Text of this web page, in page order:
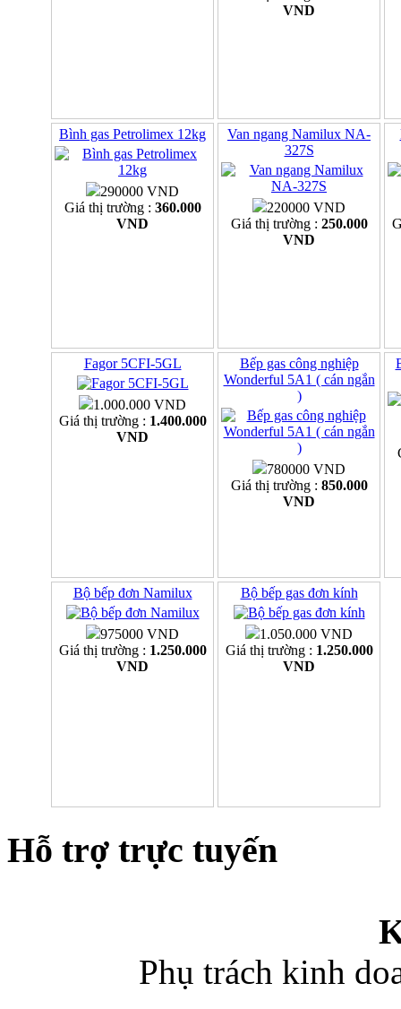
VND
Bình gas Petrolimex 12kg
290000 VND
Giá thị trường : 360.000
VND
Van ngang Namilux NA-
327S
220000 VND
Giá thị trường : 250.000
VND
Fagor 5CFI-5GL
1.000.000 VND
Giá thị trường : 1.400.000
VND
Bếp gas công nghiệp
Wonderful 5A1 ( cán ngắn
)
780000 VND
Giá thị trường : 850.000
VND
Bộ bếp đơn Namilux
975000 VND
Giá thị trường : 1.250.000
VND
Bộ bếp gas đơn kính
1.050.000 VND
Giá thị trường : 1.250.000
VND
Hỗ trợ trực tuyến
Phụ trách kinh